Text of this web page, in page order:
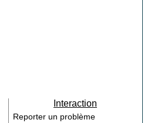
Interaction
Reporter un problème